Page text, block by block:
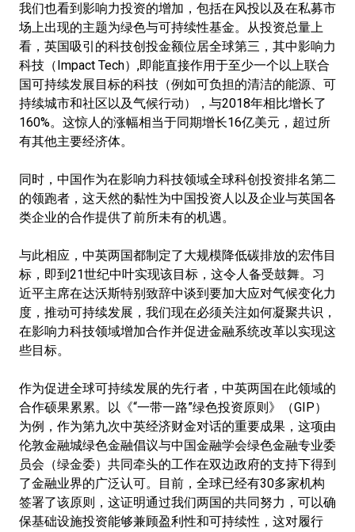
我们也看到影响力投资的增加，包括在风投以及在私募市
场上出现的主题为绿色与可持续性基金。从投资总量上
看，英国吸引的科技创投金额位居全球第三，其中影响力
科技（Impact Tech）,即能直接作用于至少一个以上联合
国可持续发展目标的科技（例如可负担的清洁的能源、可
持续城市和社区以及气候行动），与2018年相比增长了
160%。这惊人的涨幅相当于同期增长16亿美元，超过所
有其他主要经济体。
同时，中国作为在影响力科技领域全球科创投资排名第二
的领跑者，这天然的黏性为中国投资人以及企业与英国各
类企业的合作提供了前所未有的机遇。
与此相应，中英两国都制定了大规模降低碳排放的宏伟目
标，即到21世纪中叶实现该目标，这令人备受鼓舞。习
近平主席在达沃斯特别致辞中谈到要加大应对气候变化力
度，推动可持续发展，我们现在必须关注如何凝聚共识，
在影响力科技领域增加合作并促进金融系统改革以实现这
些目标。
作为促进全球可持续发展的先行者，中英两国在此领域的
合作硕果累累。以《“一带一路”绿色投资原则》（GIP）
为例，作为第九次中英经济财金对话的重要成果，这项由
伦敦金融城绿色金融倡议与中国金融学会绿色金融专业委
员会（绿金委）共同牵头的工作在双边政府的支持下得到
了金融业界的广泛认可。目前，全球已经有30多家机构
签署了该原则，这证明通过我们两国的共同努力，可以确
保基础设施投资能够兼顾盈利性和可持续性，这对履行